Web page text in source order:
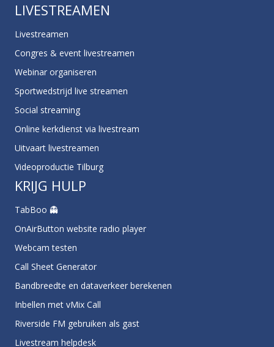
LIVESTREAMEN
Livestreamen
Congres & event livestreamen
Webinar organiseren
Sportwedstrijd live streamen
Social streaming
Online kerkdienst via livestream
Uitvaart livestreamen
Videoproductie Tilburg
KRIJG HULP
TabBoo 👻
OnAirButton website radio player
Webcam testen
Call Sheet Generator
Bandbreedte en dataverkeer berekenen
Inbellen met vMix Call
Riverside FM gebruiken als gast
Livestream helpdesk